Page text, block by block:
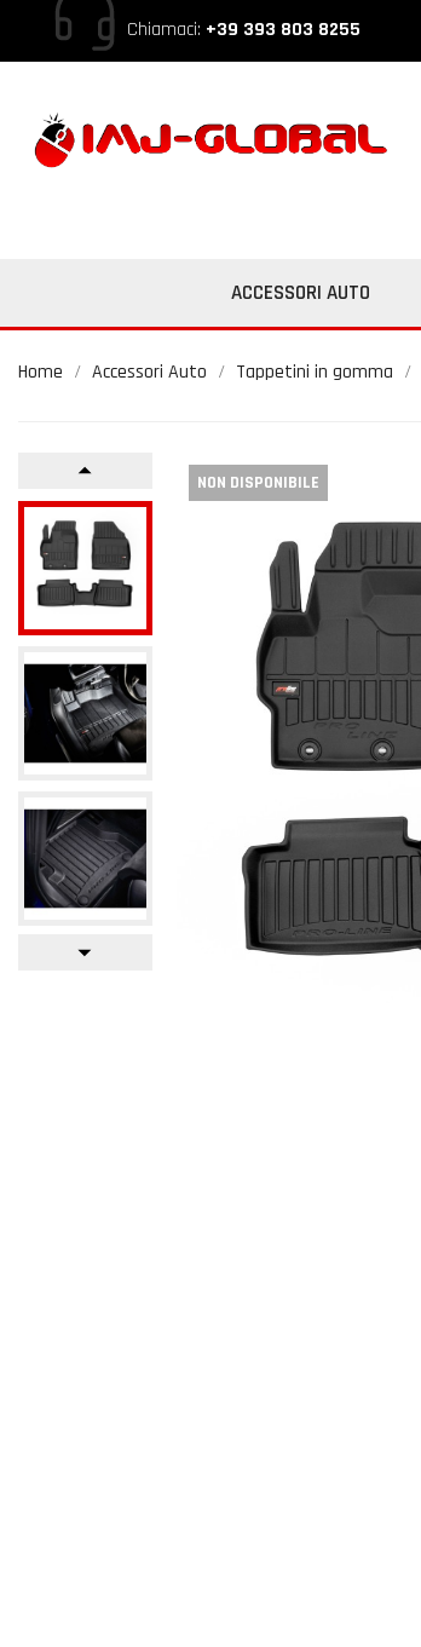
Chiamaci: +39 393 803 8255
ACCESSORI AUTO
Home Accessori Auto Tappetini in gomma
NON DISPONIBILE